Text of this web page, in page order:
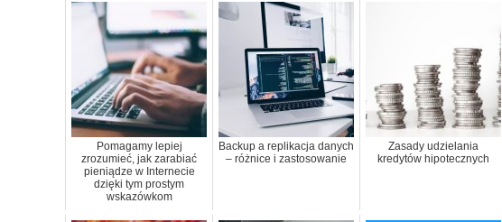
Pomagamy lepiej
zrozumieć, jak zarabiać
pieniądze w Internecie
dzięki tym prostym
wskazówkom
Backup a replikacja danych
– różnice i zastosowanie
Zasady udzielania
kredytów hipotecznych